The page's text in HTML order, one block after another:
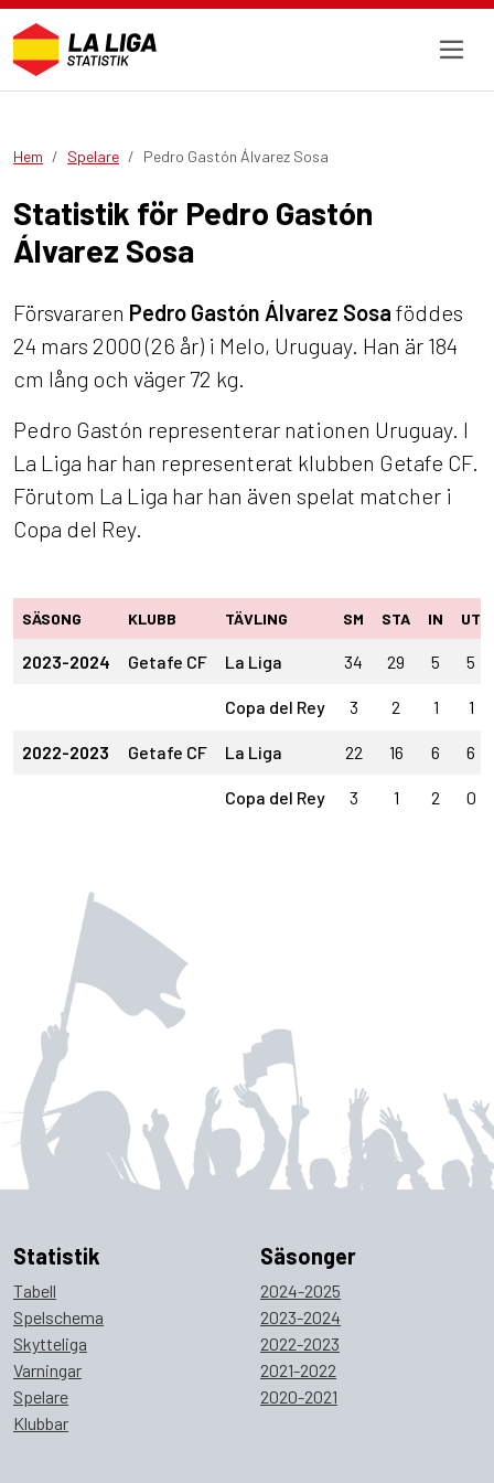
Hem Spelare Pedro Gastón Álvarez Sosa
Statistik för Pedro Gastón
Álvarez Sosa
Försvararen Pedro Gastón Álvarez Sosa föddes
24 mars 2000 (26 år) i Melo, Uruguay. Han är 184
cm lång och väger 72 kg.
Pedro Gastón representerar nationen Uruguay. I
La Liga har han representerat klubben Getafe CF.
Förutom La Liga har han även spelat matcher i
Copa del Rey.
SÄSONG KLUBB TÄVLING SM STA IN UT
2023-2024 Getafe CF La Liga 34 29 5 5
Copa del Rey 3 2 1 1
2022-2023 Getafe CF La Liga 22 16 6 6
Copa del Rey 3 1 2 0
Statistik
Tabell
Spelschema
Skytteliga
Varningar
Spelare
Klubbar
Säsonger
2024-2025
2023-2024
2022-2023
2021-2022
2020-2021